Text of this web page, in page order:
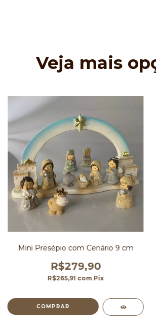
Veja mais
Mini Presépio com Cenário 9 cm
R$279,90
R$265,91 com Pix